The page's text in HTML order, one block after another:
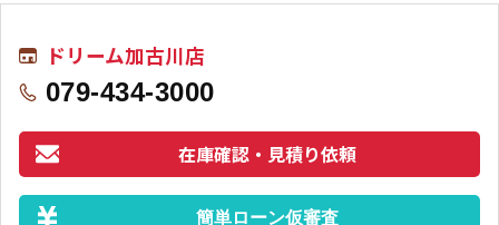
ドリーム加古川店
079-434-3000
在庫確認・見積り依頼
簡単ローン仮審査